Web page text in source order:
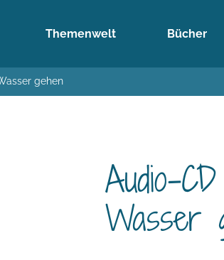
Themenwelt Bücher
gehen
Audio-
Wasser